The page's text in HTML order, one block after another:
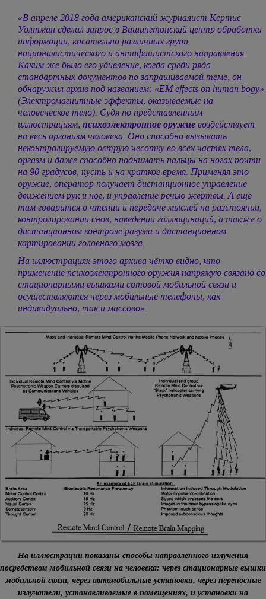
«В апреле 2018 года американский журналист Кертис
Уолтман сделал запрос в Вашингтонский центр обработки
информации, касательно различных групп
националистического и антифашистского направления.
Каким же было его удивление, когда среди ряда
стандартных документов по запрашиваемой теме, он
обнаружил архив под названием: «EM effects оn human bogy»
(Электромагнитные эффекты, оказываемые на
человеческое тело). Судя по представленным
иллюстрациям, психоэлектронное оружиевоздействует
на весь организм человека. Оно способно вызывать
неконтролируемую острую чесотку во всех частях тела,
оргазм и даже способно поднимать пальцы на ногах почти
на 90 градусов, пусть и на краткое время. Применяя это
оружие, оператор получает дистанционное управление
движением рук и ног, и управление речью жертвы. А ещё
там говарится о чтении и передаче мыслей на разстоянии,
контролировании снов, наведении галлюцинаций, а также о
дистанционном контроле разума и дистанционном
картировании головного мозга.
На иллюстрациях этого архива чётко видно, что
применение психоэлектронного оружия напрямую связано со
стационарными вышками сотовой мобильной связи и
осуществляются через мобильные телефоны, как
индивидуально, так и массово».
На иллюстрации показаны способы направленного излучения
посредством мобильной связи на человека: через стационарные вышки
мобильной связи, через автомобильные установки, через переносные
излучатели, устанавливаемые в помещениях, и установки на